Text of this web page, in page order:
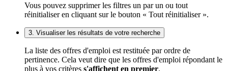
Vous pouvez supprimer les filtres un par un ou tout
réinitialiser en cliquant sur le bouton « Tout réinitialiser ».
3. Visualiser les résultats de votre recherche
La liste des offres d'emploi est restituée par ordre de
pertinence. Cela veut dire que les offres d'emploi répondant le
plus à vos critères s'affichent en premier.